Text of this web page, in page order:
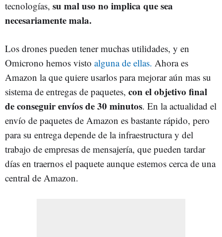
tecnologías, su mal uso no implica que sea
necesariamente mala.
Los drones pueden tener muchas utilidades, y en
Omicrono hemos visto alguna de ellas. Ahora es
Amazon la que quiere usarlos para mejorar aún mas su
sistema de entregas de paquetes, con el objetivo final
de conseguir envíos de 30 minutos. En la actualidad el
envío de paquetes de Amazon es bastante rápido, pero
para su entrega depende de la infraestructura y del
trabajo de empresas de mensajería, que pueden tardar
días en traernos el paquete aunque estemos cerca de una
central de Amazon.